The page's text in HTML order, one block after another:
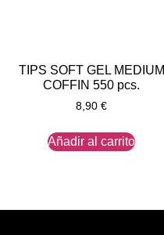
TIPS SOFT GEL MEDIUM
COFFIN 550 pcs.
8,90 €
Añadir al carrito